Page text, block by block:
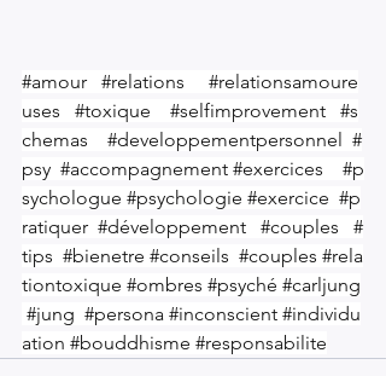
#amour #relations
#relationsamoure
uses
#toxique #selfimprovement
#s
chemas
#developpementpersonnel #
psy #accompagnement #exercices
#p
sychologue #psychologie #exercice #p
ratiquer #développement #couples
#
tips #bienetre #conseils #couples #rela
tiontoxique #ombres #psyché #carljung
#jung #persona #inconscient #individu
ation #bouddhisme #responsabilite